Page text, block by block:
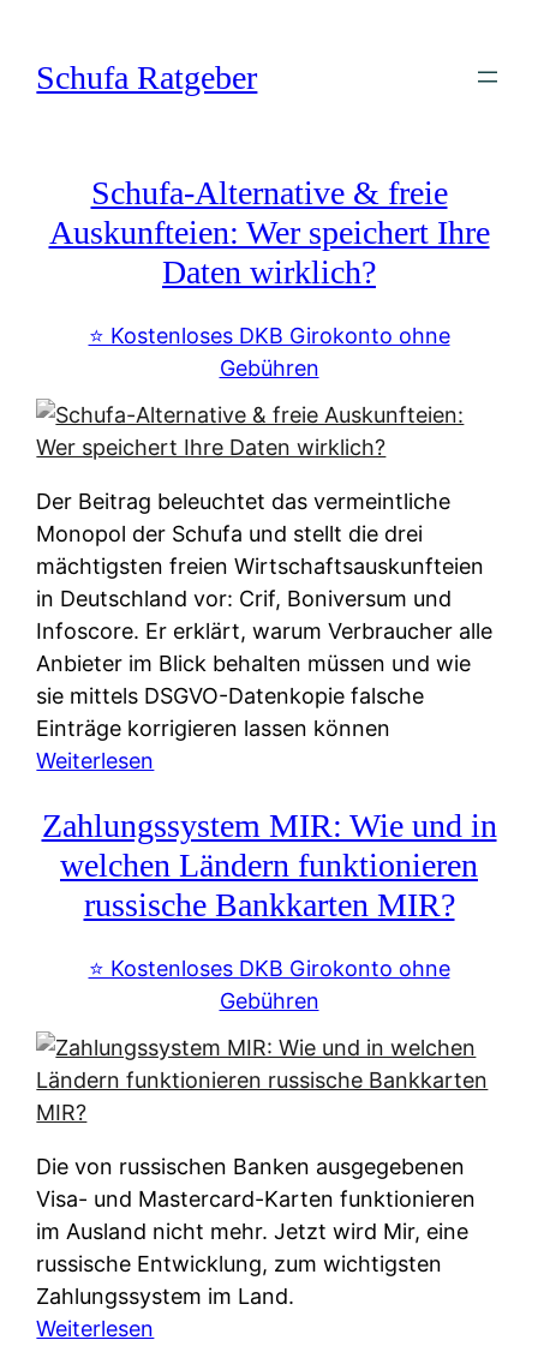
springen
Schufa Ratgeber
Schufa-Alternative & freie
Auskunfteien: Wer speichert Ihre
Daten wirklich?
⭐️ Kostenloses DKB Girokonto ohne
Gebühren
Der Beitrag beleuchtet das vermeintliche
Monopol der Schufa und stellt die drei
mächtigsten freien Wirtschaftsauskunfteien
in Deutschland vor: Crif, Boniversum und
Infoscore. Er erklärt, warum Verbraucher alle
Anbieter im Blick behalten müssen und wie
sie mittels DSGVO-Datenkopie falsche
Einträge korrigieren lassen können
Weiterlesen
c
h
u
f
-
l
t
n
a
t
i
v
e
Zahlungssystem MIR: Wie und in
welchen Ländern funktionieren
russische Bankkarten MIR?
⭐️ Kostenloses DKB Girokonto ohne
Gebühren
Die von russischen Banken ausgegebenen
Visa- und Mastercard-Karten funktionieren
im Ausland nicht mehr. Jetzt wird Mir, eine
russische Entwicklung, zum wichtigsten
Zahlungssystem im Land.
Weiterlesen